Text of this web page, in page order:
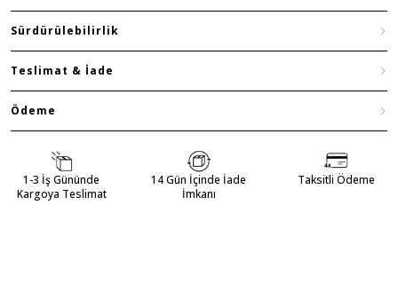
Sürdürülebilirlik
Teslimat & İade
Ödeme
1-3 İş Gününde
Kargoya Teslimat
14 Gün İçinde İade
İmkanı
Taksitli Ödeme